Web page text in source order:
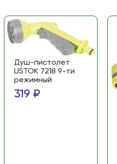
Душ-пистолет
LISTOK 7218 9-ти
режимный
319 ₽